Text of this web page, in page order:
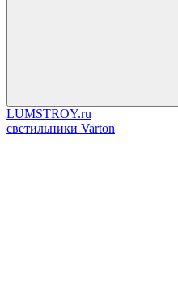
LUMSTROY.ru
cветильники Varton